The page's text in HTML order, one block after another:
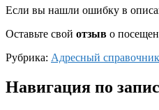
Если вы нашли ошибку в
Оставьте свой отзыв о
Рубрика: Адресный справочник
Навигация по